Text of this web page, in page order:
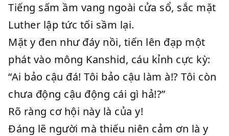
Tiếng sấm ầm vang ngoài cửa sổ, sắc mặt
Luther lập tức tối sầm lại.
Mặt y đen như đáy nồi, tiến lên đạp một
phát vào mông Kanshid, cáu kỉnh cực kỳ:
“Ai bảo cậu đá! Tôi bảo cậu làm à!? Tôi còn
chưa động cậu động cái gì hả!?”
Rõ ràng cơ hội này là của y!
Đáng lẽ người mà thiếu niên cảm ơn là y